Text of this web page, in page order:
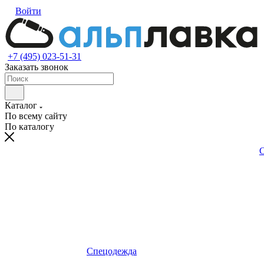
Войти
+7 (495) 023-51-31
Заказать звонок
Каталог
По всему сайту
По каталогу
Спецодежда